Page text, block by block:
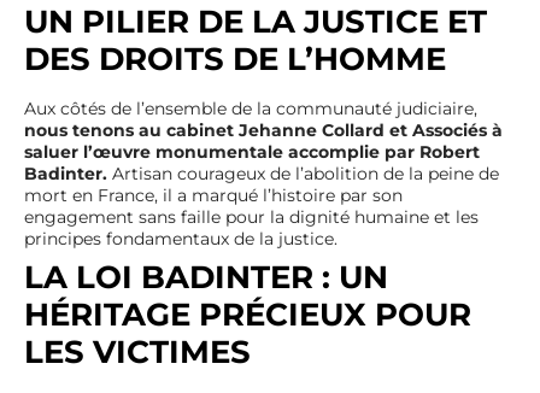
UN PILIER DE LA JUSTICE ET
DES DROITS DE L’HOMME
Aux côtés de l’ensemble de la communauté judiciaire,
nous tenons au cabinet Jehanne Collard et Associés à
saluer l’œuvre monumentale accomplie par Robert
Badinter. Artisan courageux de l’abolition de la peine de
mort en France, il a marqué l’histoire par son
engagement sans faille pour la dignité humaine et les
principes fondamentaux de la justice.
LA LOI BADINTER : UN
HÉRITAGE PRÉCIEUX POUR
LES VICTIMES